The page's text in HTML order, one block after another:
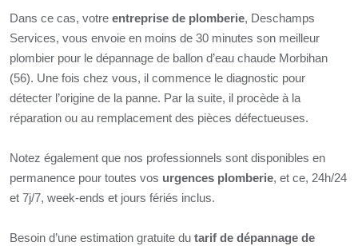
Dans ce cas, votre entreprise de plomberie, Deschamps
Services, vous envoie en moins de 30 minutes son meilleur
plombier pour le dépannage de ballon d’eau chaude Morbihan
(56). Une fois chez vous, il commence le diagnostic pour
détecter l’origine de la panne. Par la suite, il procède à la
réparation ou au remplacement des pièces défectueuses.
Notez également que nos professionnels sont disponibles en
permanence pour toutes vos urgences plomberie, et ce, 24h/24
et 7j/7, week-ends et jours fériés inclus.
Besoin d’une estimation gratuite du tarif de dépannage de